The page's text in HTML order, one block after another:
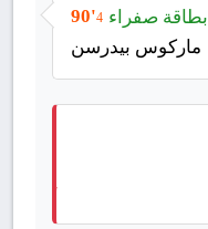
90'4 بطاقة صفراء
ماركوس بيدرسن